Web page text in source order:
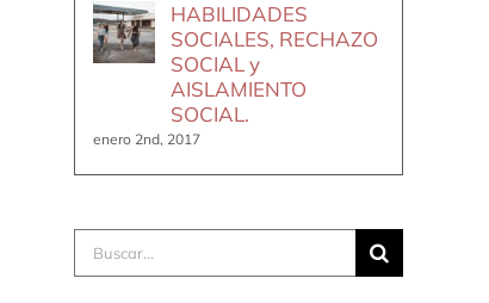
HABILIDADES
SOCIALES, RECHAZO
SOCIAL y
AISLAMIENTO
SOCIAL.
enero 2nd, 2017
Buscar: